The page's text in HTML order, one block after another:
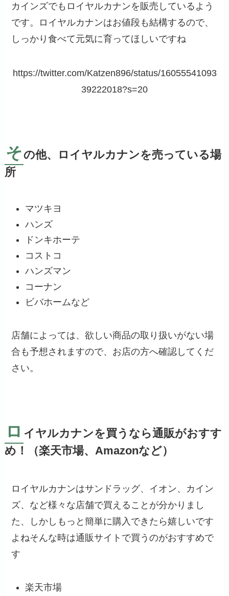
カインズでもロイヤルカナンを販売しているよう
です。ロイヤルカナンはお値段も結構するので、
しっかり食べて元気に育ってほしいですね
https://twitter.com/Katzen896/status/16055541093
39222018?s=20
そ の他、ロイヤルカナンを売っている場
所
マツキヨ
ハンズ
ドンキホーテ
コストコ
ハンズマン
コーナン
ビバホームなど
店舗によっては、欲しい商品の取り扱いがない場
合も予想されますので、お店の方へ確認してくだ
さい。
ロ イヤルカナンを買うなら通販がおすす
め！（楽天市場、Amazonなど）
ロイヤルカナンはサンドラッグ、イオン、カイン
ズ、など様々な店舗で買えることが分かりまし
た、しかしもっと簡単に購入できたら嬉しいです
よねそんな時は通販サイトで買うのがおすすめで
す
楽天市場